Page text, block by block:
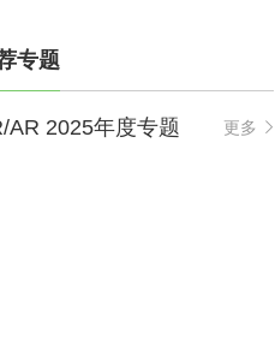
专题
AR 2025年度专题 更多